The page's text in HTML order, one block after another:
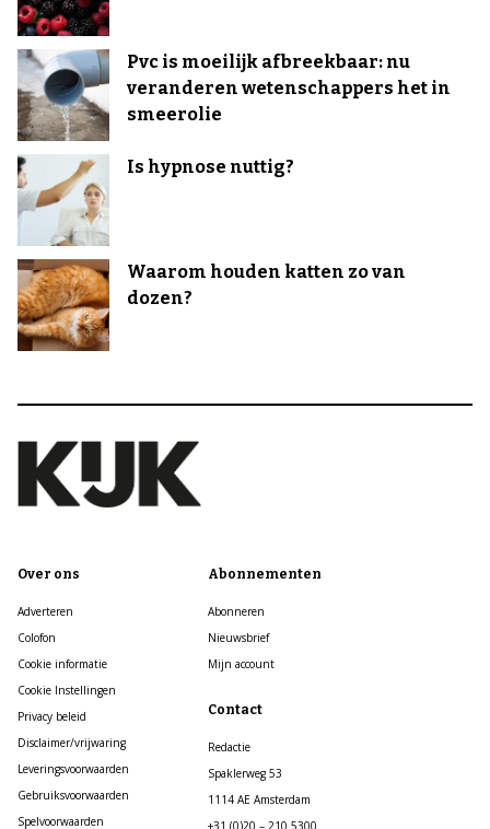
Pvc is moeilijk afbreekbaar: nu
veranderen wetenschappers het in
smeerolie
Is hypnose nuttig?
Waarom houden katten zo van
dozen?
Over ons
Adverteren
Colofon
Cookie informatie
Cookie Instellingen
Privacy beleid
Disclaimer/vrijwaring
Leveringsvoorwaarden
Gebruiksvoorwaarden
Spelvoorwaarden
Abonnementen
Abonneren
Nieuwsbrief
Mijn account
Contact
Redactie
Spaklerweg 53
1114 AE Amsterdam
+31 (0)20 – 210 5300